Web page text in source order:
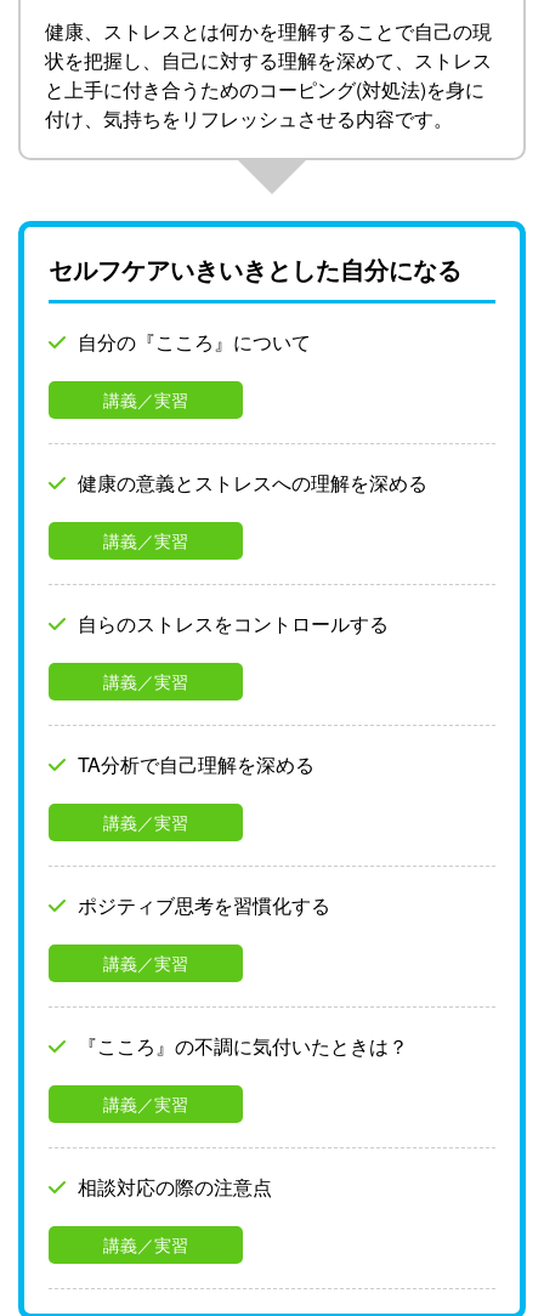
健康、ストレスとは何かを理解することで自己の現
状を把握し、自己に対する理解を深めて、ストレス
と上手に付き合うためのコーピング(対処法)を身に
付け、気持ちをリフレッシュさせる内容です。
セルフケアいきいきとした自分になる
自分の『こころ』について
講義／実習
健康の意義とストレスへの理解を深める
講義／実習
自らのストレスをコントロールする
講義／実習
TA分析で自己理解を深める
講義／実習
ポジティブ思考を習慣化する
講義／実習
『こころ』の不調に気付いたときは？
講義／実習
相談対応の際の注意点
講義／実習